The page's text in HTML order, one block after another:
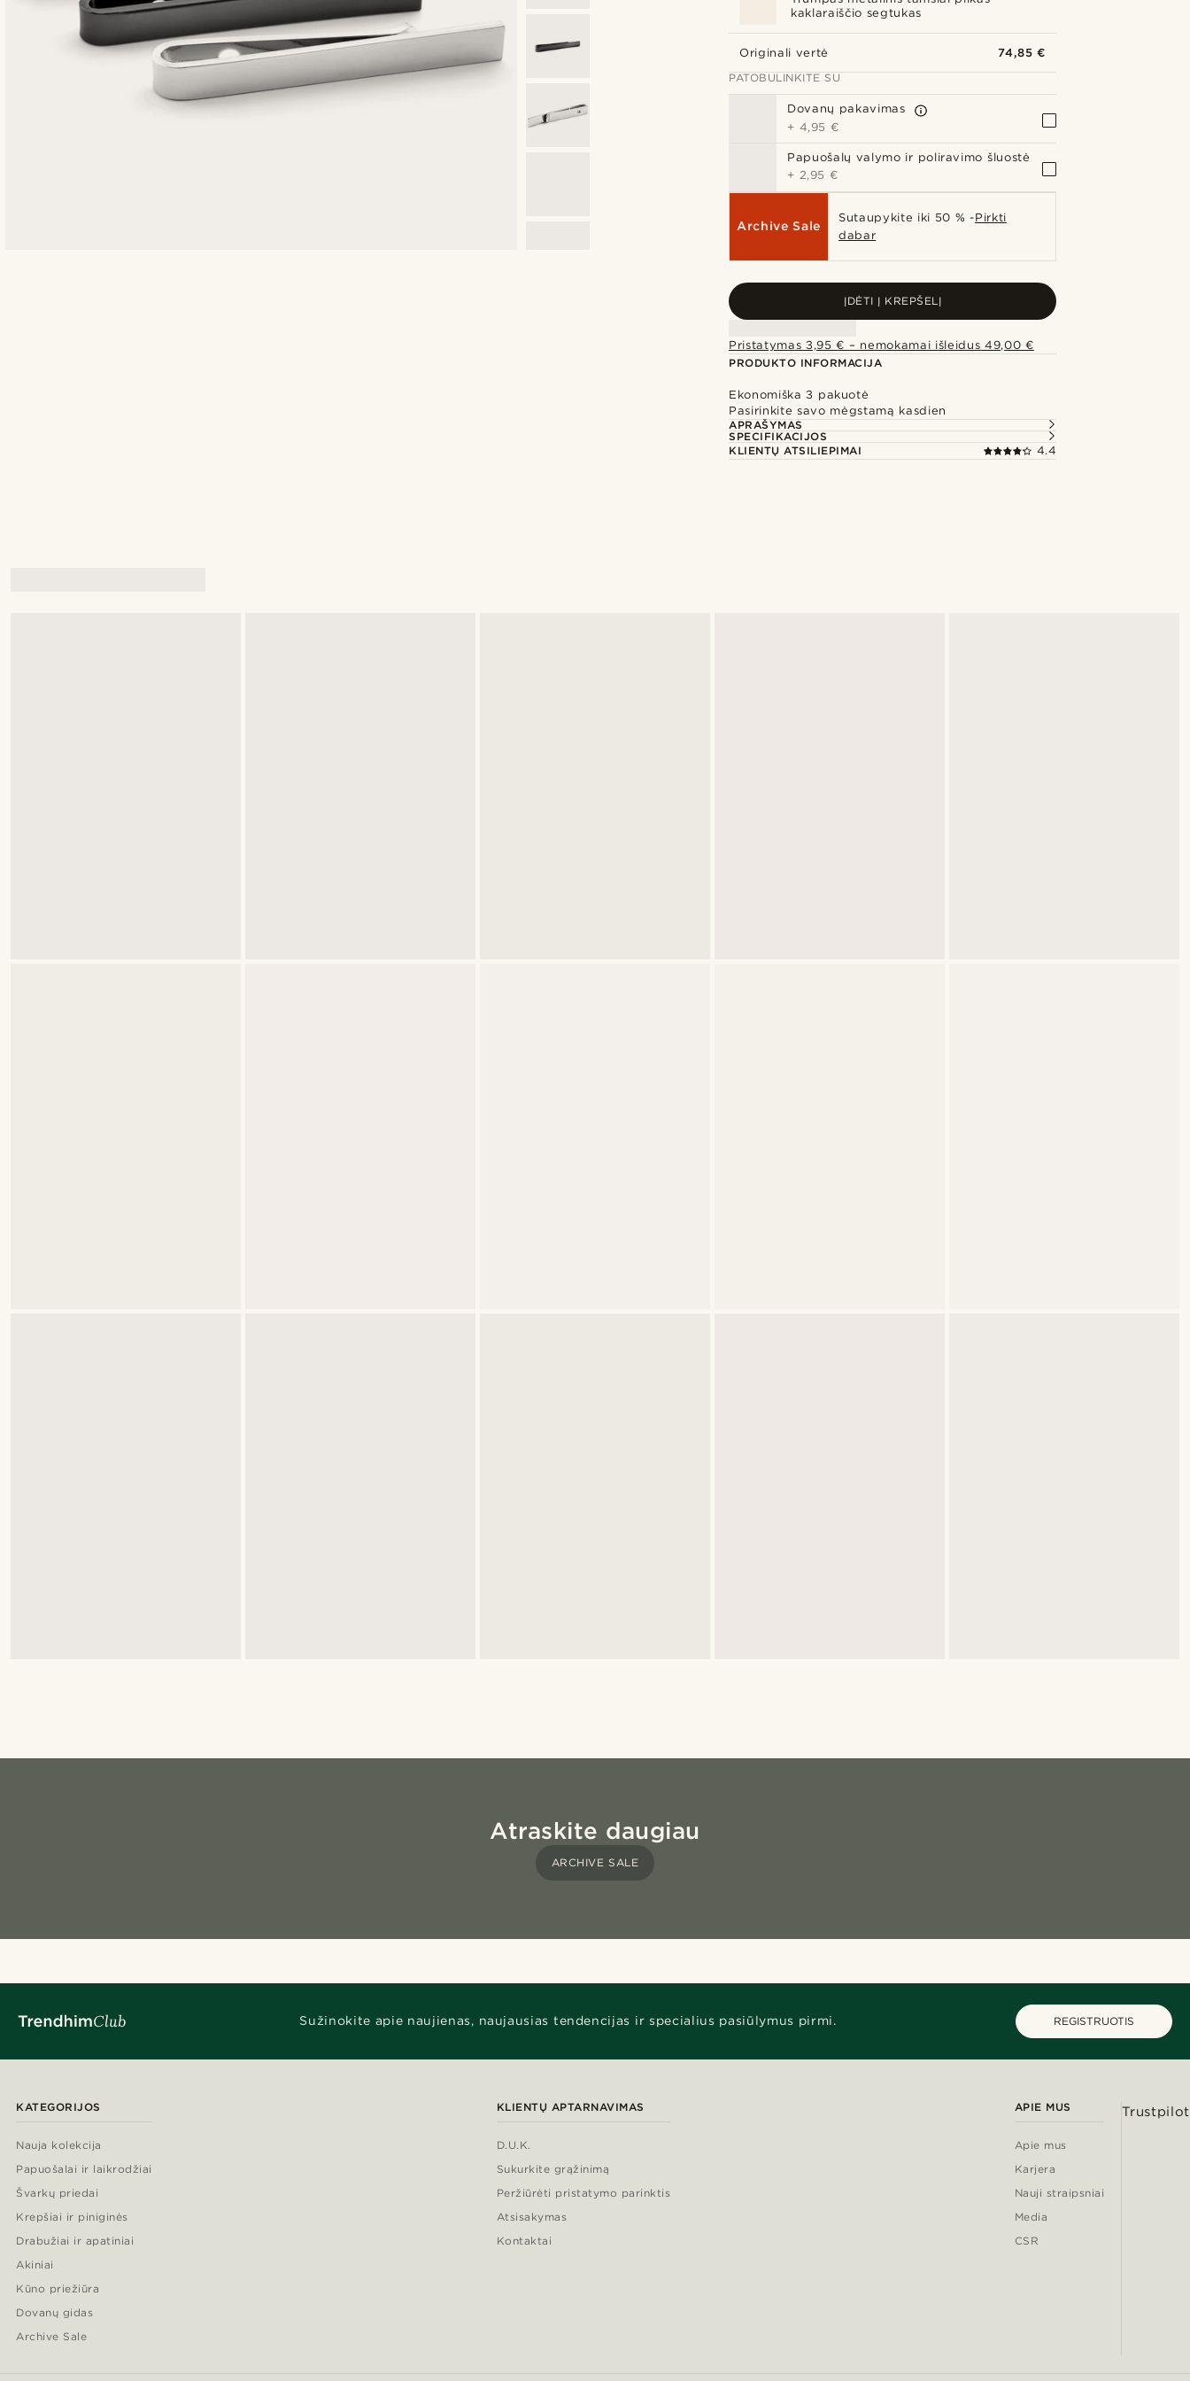
kaklaraiščio segtukas
Originali vertė
74,85 €
PATOBULINKITE SU
Dovanų pakavimas
+ 4,95 €
Papuošalų valymo ir poliravimo šluostė
+ 2,95 €
Archive Sale
Sutaupykite iki 50 % -Pirkti
dabar
ĮDĖTI Į KREPŠELĮ
Pristatymas 3,95 € – nemokamai išleidus 49,00 €
PRODUKTO INFORMACIJA
Ekonomiška 3 pakuotė
Pasirinkite savo mėgstamą kasdien
APRAŠYMAS
SPECIFIKACIJOS
KLIENTŲ ATSILIEPIMAI
4.4
Atraskite daugiau
ARCHIVE SALE
Sužinokite apie naujienas, naujausias tendencijas ir specialius pasiūlymus pirmi. REGISTRUOTIS
KATEGORIJOS
Nauja kolekcija
Papuošalai ir laikrodžiai
Švarkų priedai
Krepšiai ir piniginės
Drabužiai ir apatiniai
Akiniai
Kūno priežiūra
Dovanų gidas
Archive Sale
KLIENTŲ APTARNAVIMAS
D.U.K.
Sukurkite grąžinimą
Peržiūrėti pristatymo parinktis
Atsisakymas
Kontaktai
APIE MUS
Apie mus
Karjera
Nauji straipsniai
Media
CSR
Trustpilot